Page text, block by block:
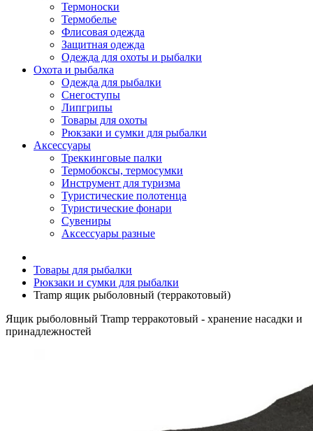
Термоноски
Термобелье
Флисовая одежда
Защитная одежда
Одежда для охоты и рыбалки
Охота и рыбалка
Одежда для рыбалки
Снегоступы
Липгрипы
Товары для охоты
Рюкзаки и сумки для рыбалки
Аксессуары
Треккинговые палки
Термобоксы, термосумки
Инструмент для туризма
Туристические полотенца
Туристические фонари
Сувениры
Аксессуары разные
Товары для рыбалки
Рюкзаки и сумки для рыбалки
Tramp ящик рыболовный (терракотовый)
Ящик рыболовный Tramp терракотовый - хранение насадки и
принадлежностей